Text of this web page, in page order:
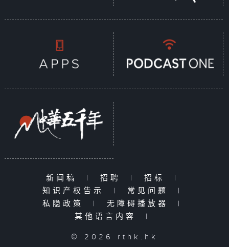
新闻稿 | 招聘 | 招标
|
知识产权告示
| 常见问题
|
私隐政策
| 无障碍播放器
|
其他语言内容
|
© 2026 rthk.hk